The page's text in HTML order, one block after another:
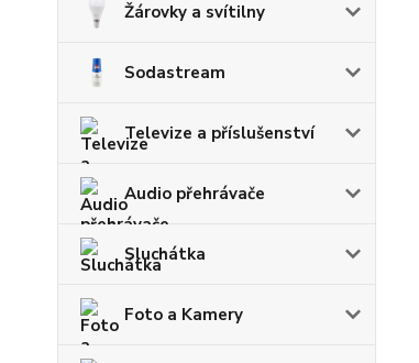
Žárovky a svítilny
Sodastream
Televize a příslušenství
Audio přehrávače
Sluchátka
Foto a Kamery